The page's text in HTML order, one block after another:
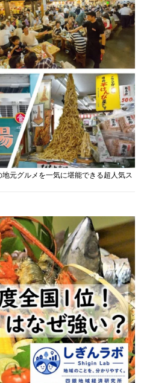
元グルメを一気に堪能できる超人気ス